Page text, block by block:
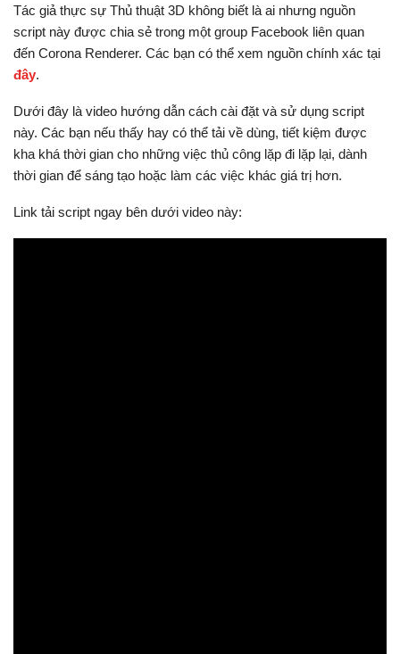
Tác giả thực sự Thủ thuật 3D không biết là ai nhưng nguồn
script này được chia sẻ trong một group Facebook liên quan
đến Corona Renderer. Các bạn có thể xem nguồn chính xác tại
đây.
Dưới đây là video hướng dẫn cách cài đặt và sử dụng script
này. Các bạn nếu thấy hay có thể tải về dùng, tiết kiệm được
kha khá thời gian cho những việc thủ công lặp đi lặp lại, dành
thời gian để sáng tạo hoặc làm các việc khác giá trị hơn.
Link tải script ngay bên dưới video này: